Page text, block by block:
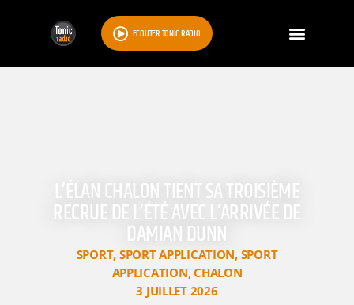
ÉCOUTER TONIC RADIO
L’ÉLAN CHALON TIENT SA TROISIÈME
RECRUE DE L’ÉTÉ AVEC L’ARRIVÉE DE
DAMIAN DUNN
SPORT, SPORT APPLICATION, SPORT
APPLICATION,CHALON
3 JUILLET 2026